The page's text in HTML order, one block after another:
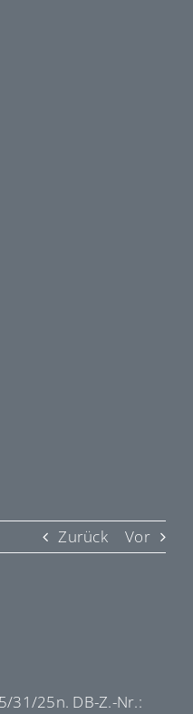
Zurück Vor
31/25n. DB-Z.-Nr.: